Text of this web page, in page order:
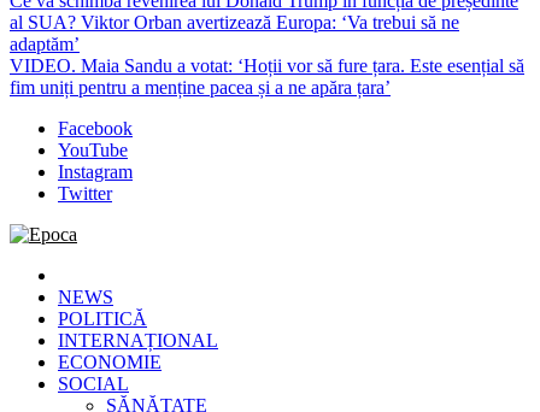
al SUA? Viktor Orban avertizează Europa: ‘Va trebui să ne
adaptăm’
VIDEO. Maia Sandu a votat: ‘Hoții vor să fure țara. Este esențial să
fim uniți pentru a menține pacea și a ne apăra țara’
Facebook
YouTube
Instagram
Twitter
Epoca
Cele mai noi știri online din România
NEWS
POLITICĂ
INTERNAȚIONAL
ECONOMIE
SOCIAL
SĂNĂTATE